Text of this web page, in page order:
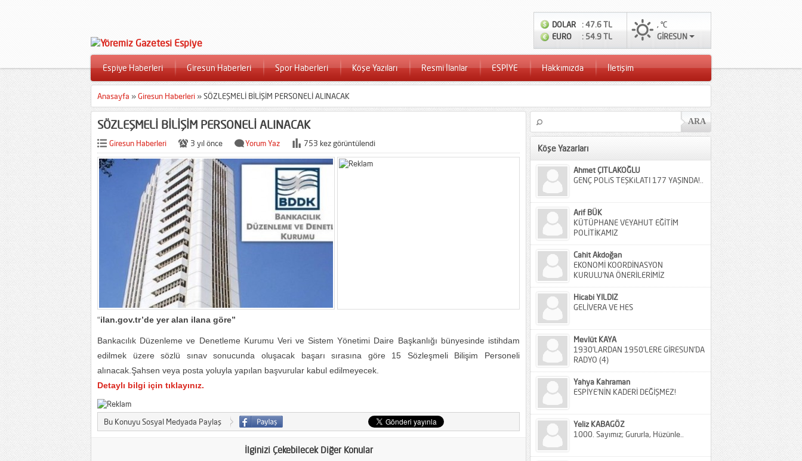
DOLAR
: 47.6 TL
EURO
: 54.9 TL
, °C
GİRESUN
Espiye Haberleri Giresun Haberleri Spor Haberleri Köşe Yazıları Resmi İlanlar ESPİYE Hakkımızda İletişim
Anasayfa »Giresun Haberleri »SÖZLEŞMELİ BİLİŞİM PERSONELİ ALINACAK
SÖZLEŞMELİ BİLİŞİM PERSONELİ ALINACAK
Giresun Haberleri 3 yıl önce Yorum Yaz 753 kez görüntülendi
“ilan.gov.tr’de yer alan ilana göre”
Bankacılık Düzenleme ve Denetleme Kurumu Veri ve Sistem Yönetimi Daire Başkanlığı bünyesinde istihdam
edilmek üzere sözlü sınav sonucunda oluşacak başarı sırasına göre 15 Sözleşmeli Bilişim Personeli
alınacak.Şahsen veya posta yoluyla yapılan başvurular kabul edilmeyecek.
Detaylı bilgi için tıklayınız.
Bu Konuyu Sosyal Medyada Paylaş
İlginizi Çekebilecek Diğer Konular
Köşe Yazarları
Ahmet ÇITLAKOĞLU
GENÇ POLiS TEŞKiLATI 177 YAŞINDA!..
Arif BÜK
KÜTÜPHANE VEYAHUT EĞİTİM
POLİTİKAMIZ
Cahit Akdoğan
EKONOMİ KOORDİNASYON
KURULU’NA ÖNERİLERİMİZ
Hicabi YILDIZ
GELİVERA VE HES
Mevlüt KAYA
1930’LARDAN 1950’LERE GİRESUN’DA
RADYO (4)
Yahya Kahraman
ESPİYE’NİN KADERİ DEĞİŞMEZ!
Yeliz KABAGÖZ
1000. Sayımız; Gururla, Hüzünle..